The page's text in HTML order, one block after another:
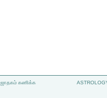
ஜாதகம் கணிக்க